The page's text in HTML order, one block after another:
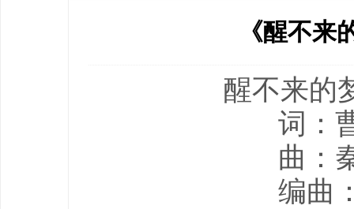
《醒不来
醒不来的
词：
曲：
编曲